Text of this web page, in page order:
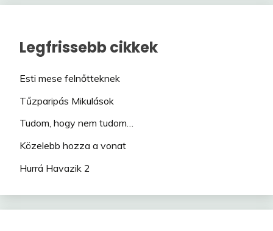
Legfrissebb cikkek
Esti mese felnőtteknek
Tűzparipás Mikulások
Tudom, hogy nem tudom…
Közelebb hozza a vonat
Hurrá Havazik 2